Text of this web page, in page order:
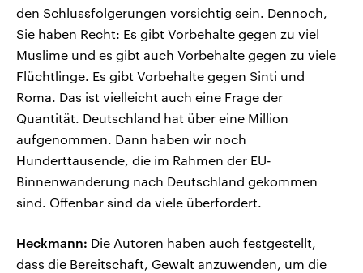
den Schlussfolgerungen vorsichtig sein. Dennoch,
Sie haben Recht: Es gibt Vorbehalte gegen zu viel
Muslime und es gibt auch Vorbehalte gegen zu viele
Flüchtlinge. Es gibt Vorbehalte gegen Sinti und
Roma. Das ist vielleicht auch eine Frage der
Quantität. Deutschland hat über eine Million
aufgenommen. Dann haben wir noch
Hunderttausende, die im Rahmen der EU-
Binnenwanderung nach Deutschland gekommen
sind. Offenbar sind da viele überfordert.
Heckmann: Die Autoren haben auch festgestellt,
dass die Bereitschaft, Gewalt anzuwenden, um die